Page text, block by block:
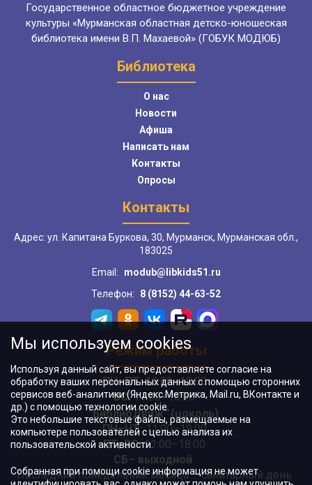
Государственное областное бюджетное учреждение
культуры «Мурманская областная детско-юношеская
библиотека имени В.П. Махаевой» (ГОБУК МОДЮБ)
Библиотека
О нас
Новости
Афиша
Написать нам
Контакты
Опросы
Контакты
Адрес: ул. Капитана Буркова, 30, Мурманск, Мурманская обл.,
183025
Email:
modub@libkids51.ru
Телефон:
8 (8152) 44-63-52
Режим работы
ПН–ПТ:10:00–18:00
ВС:11:00–18:00
"БиблиоДвиж" (цоколь):
ПН–ЧТ:11:00–19:00
ПТ, ВС:11:00–18:00
СБ– выходной
Последний понедельник месяца – санитарный день
Мы используем cookies
Используя данный сайт, вы предоставляете согласие на
обработку ваших персональных данных с помощью сторонних
сервисов веб-аналитики (Яндекс.Метрика, Mail.ru, ВКонтакте и
др.) с помощью технологии cookie.
Это небольшие текстовые файлы, размещаемые на
компьютере пользователей с целью анализа их
пользовательской активности.
Собранная при помощи cookie информация не может